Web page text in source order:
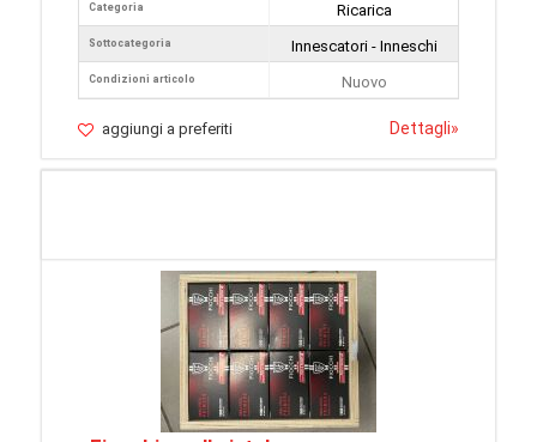
Categoria
Sottocategoria
Condizioni articolo
Ricarica
Innescatori - Inneschi
Nuovo
aggiungi a preferiti Dettagli»